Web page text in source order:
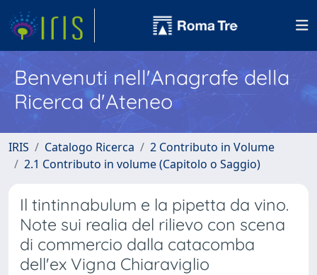
Benvenuti nell'Anagrafe della
Ricerca d'Ateneo
IRIS Catalogo Ricerca
2 Contributo in Volume
2.1 Contributo in volume (Capitolo o Saggio)
Il tintinnabulum e la pipetta da vino.
Note sui realia del rilievo con scena
di commercio dalla catacomba
dell'ex Vigna Chiaraviglio